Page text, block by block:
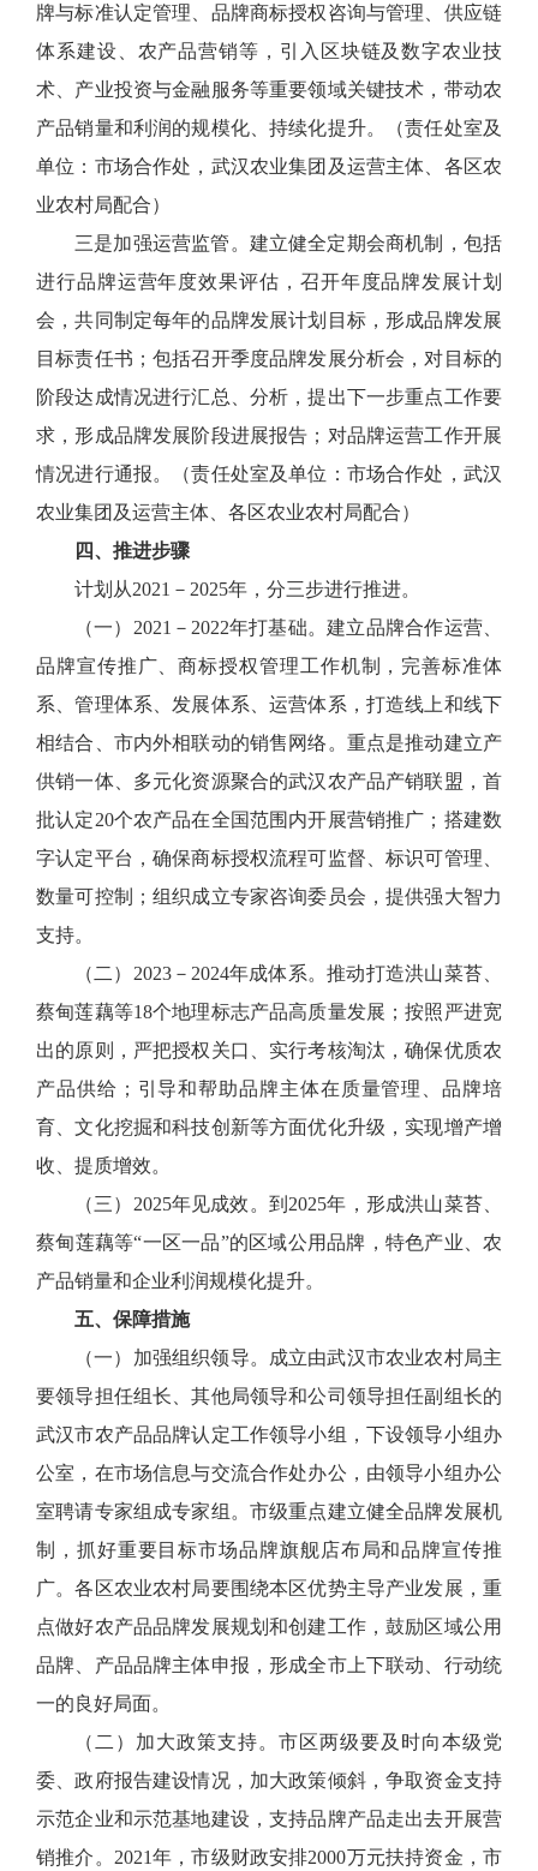
牌与标准认定管理、品牌商标授权咨询与管理、供应链
体系建设、农产品营销等，引入区块链及数字农业技
术、产业投资与金融服务等重要领域关键技术，带动农
产品销量和利润的规模化、持续化提升。（责任处室及
单位：市场合作处，武汉农业集团及运营主体、各区农
业农村局配合）
三是加强运营监管。建立健全定期会商机制，包括
进行品牌运营年度效果评估，召开年度品牌发展计划
会，共同制定每年的品牌发展计划目标，形成品牌发展
目标责任书；包括召开季度品牌发展分析会，对目标的
阶段达成情况进行汇总、分析，提出下一步重点工作要
求，形成品牌发展阶段进展报告；对品牌运营工作开展
情况进行通报。（责任处室及单位：市场合作处，武汉
农业集团及运营主体、各区农业农村局配合）
四、推进步骤
计划从2021－2025年，分三步进行推进。
（一）2021－2022年打基础。建立品牌合作运营、
品牌宣传推广、商标授权管理工作机制，完善标准体
系、管理体系、发展体系、运营体系，打造线上和线下
相结合、市内外相联动的销售网络。重点是推动建立产
供销一体、多元化资源聚合的武汉农产品产销联盟，首
批认定20个农产品在全国范围内开展营销推广；搭建数
字认定平台，确保商标授权流程可监督、标识可管理、
数量可控制；组织成立专家咨询委员会，提供强大智力
支持。
（二）2023－2024年成体系。推动打造洪山菜苔、
蔡甸莲藕等18个地理标志产品高质量发展；按照严进宽
出的原则，严把授权关口、实行考核淘汰，确保优质农
产品供给；引导和帮助品牌主体在质量管理、品牌培
育、文化挖掘和科技创新等方面优化升级，实现增产增
收、提质增效。
（三）2025年见成效。到2025年，形成洪山菜苔、
蔡甸莲藕等“一区一品”的区域公用品牌，特色产业、农
产品销量和企业利润规模化提升。
五、保障措施
（一）加强组织领导。成立由武汉市农业农村局主
要领导担任组长、其他局领导和公司领导担任副组长的
武汉市农产品品牌认定工作领导小组，下设领导小组办
公室，在市场信息与交流合作处办公，由领导小组办公
室聘请专家组成专家组。市级重点建立健全品牌发展机
制，抓好重要目标市场品牌旗舰店布局和品牌宣传推
广。各区农业农村局要围绕本区优势主导产业发展，重
点做好农产品品牌发展规划和创建工作，鼓励区域公用
品牌、产品品牌主体申报，形成全市上下联动、行动统
一的良好局面。
（二）加大政策支持。市区两级要及时向本级党
委、政府报告建设情况，加大政策倾斜，争取资金支持
示范企业和示范基地建设，支持品牌产品走出去开展营
销推介。2021年，市级财政安排2000万元扶持资金，市